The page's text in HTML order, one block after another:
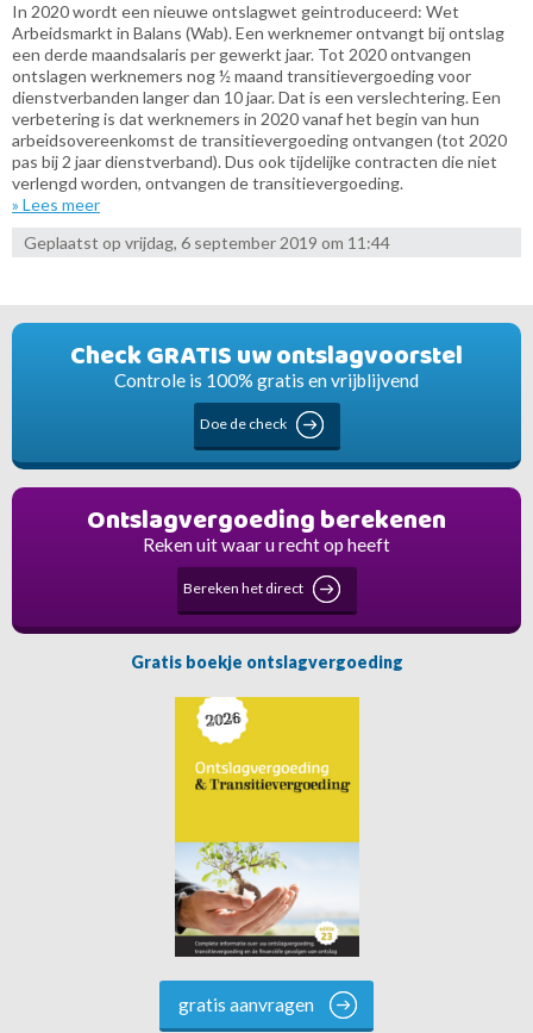
In 2020 wordt een nieuwe ontslagwet geintroduceerd: Wet
Arbeidsmarkt in Balans (Wab). Een werknemer ontvangt bij ontslag
een derde maandsalaris per gewerkt jaar. Tot 2020 ontvangen
ontslagen werknemers nog ½ maand transitievergoeding voor
dienstverbanden langer dan 10 jaar. Dat is een verslechtering. Een
verbetering is dat werknemers in 2020 vanaf het begin van hun
arbeidsovereenkomst de transitievergoeding ontvangen (tot 2020
pas bij 2 jaar dienstverband). Dus ook tijdelijke contracten die niet
verlengd worden, ontvangen de transitievergoeding.
» Lees meer
Geplaatst op vrijdag, 6 september 2019 om 11:44
Check GRATIS uw ontslagvoorstel
Controle is 100% gratis en vrijblijvend
Doe de check
Ontslagvergoeding berekenen
Reken uit waar u recht op heeft
Bereken het direct
Gratis boekje ontslagvergoeding
gratis aanvragen